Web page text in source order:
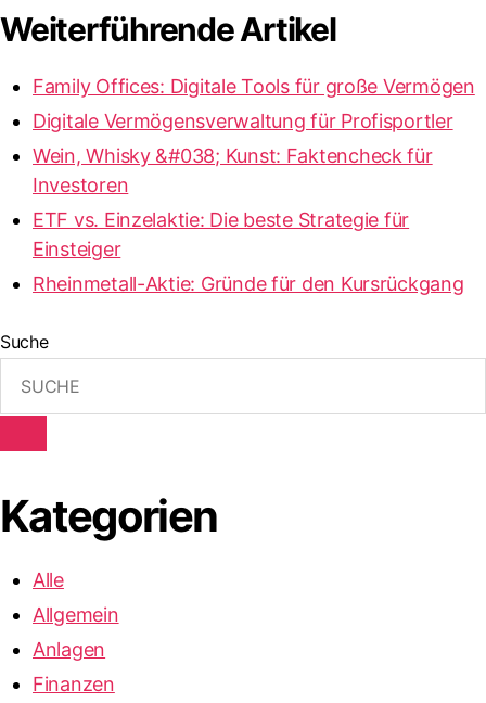
Weiterführende Artikel
Family Offices: Digitale Tools für große Vermögen
Digitale Vermögensverwaltung für Profisportler
Wein, Whisky &#038; Kunst: Faktencheck für
Investoren
ETF vs. Einzelaktie: Die beste Strategie für
Einsteiger
Rheinmetall-Aktie: Gründe für den Kursrückgang
Suche
Kategorien
Alle
Allgemein
Anlagen
Finanzen